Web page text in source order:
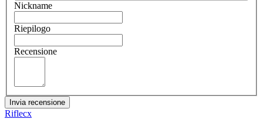
Nickname
Riepilogo
Recensione
Invia recensione
Riflecx